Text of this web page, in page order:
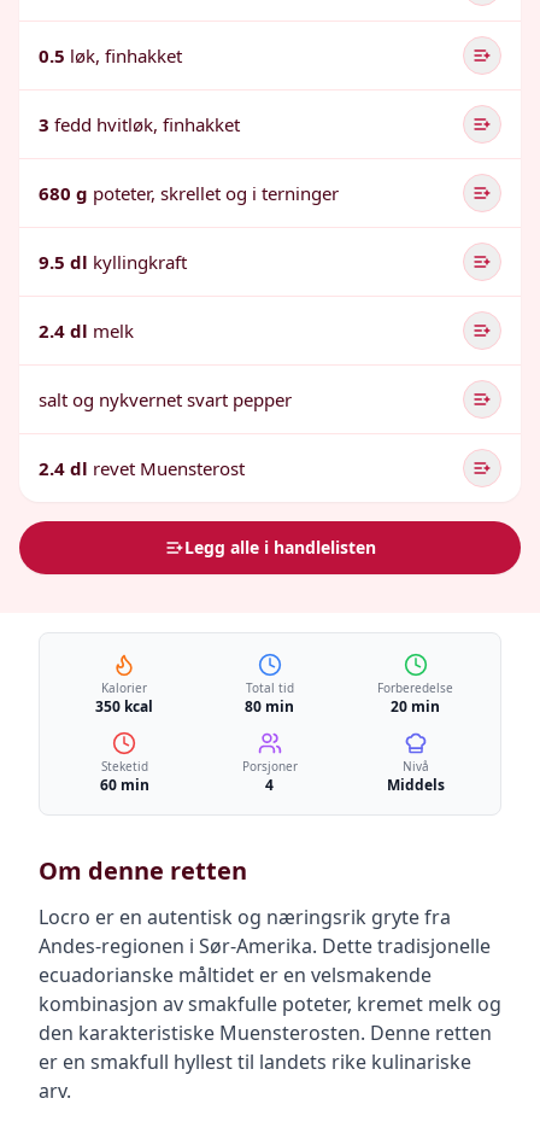
0.5 løk, finhakket
3 fedd hvitløk, finhakket
680 g poteter, skrellet og i terninger
9.5 dl kyllingkraft
2.4 dl melk
salt og nykvernet svart pepper
2.4 dl revet Muensterost
Legg alle i handlelisten
Kalorier
350 kcal
Total tid
80 min
Forberedelse
20 min
Steketid
60 min
Porsjoner
4
Nivå
Middels
Om denne retten
Locro er en autentisk og næringsrik gryte fra
Andes-regionen i Sør-Amerika. Dette tradisjonelle
ecuadorianske måltidet er en velsmakende
kombinasjon av smakfulle poteter, kremet melk og
den karakteristiske Muensterosten. Denne retten
er en smakfull hyllest til landets rike kulinariske
arv.